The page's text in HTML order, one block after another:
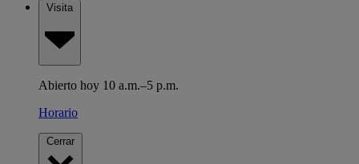
Visita
Abierto hoy 10 a.m.–5 p.m.
Horario
Cerrar